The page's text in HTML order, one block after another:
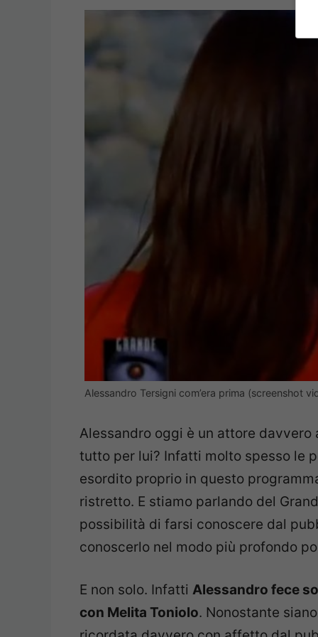
Alessandro Tersigni com’era prima (screenshot
Alessandro oggi è un attore
tutto per lui? Infatti molto spesso le
esordito proprio in questo
ristretto. E stiamo parlando del
possibilità di farsi conoscere dal
conoscerlo nel modo più profondo
E non solo. Infatti Alessandro fece
con Melita Toniolo. Nonostante